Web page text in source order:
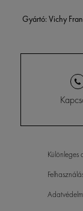
Gyártó: Vichy
Különleges